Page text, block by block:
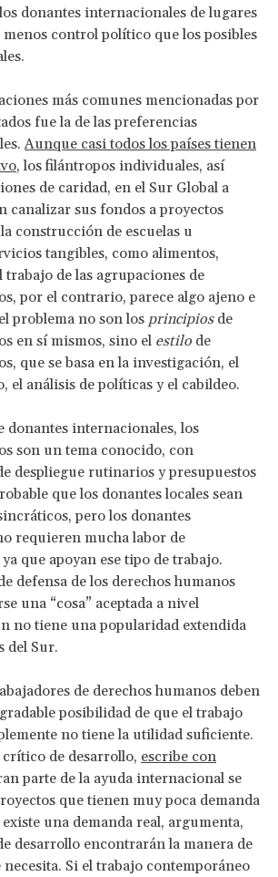
donantes internacionales de lugares
control político que los posibles
más comunes mencionadas por
fue la de las preferencias
Aunque casi todos los países tienen
, los filántropos individuales, así
de caridad, en el Sur Global a
canalizar sus fondos a proyectos
construcción de escuelas u
tangibles, como alimentos,
de las agrupaciones de
por el contrario, parece algo ajeno e
problema no son los principiosde
en sí mismos, sino el estilo de
que se basa en la investigación, el
el análisis de políticas y el cabildeo.
donantes internacionales, los
son un tema conocido, con
despliegue rutinarios y presupuestos
que los donantes locales sean
pero los donantes
requieren mucha labor de
que apoyan ese tipo de trabajo.
defensa de los derechos humanos
una “cosa” aceptada a nivel
no tiene una popularidad extendida
del Sur.
de derechos humanos deben
posibilidad de que el trabajo
no tiene la utilidad suficiente.
de desarrollo, escribe con
parte de la ayuda internacional se
que tienen muy poca demanda
una demanda real, argumenta,
desarrollo encontrarán la manera de
Si el trabajo contemporáneo